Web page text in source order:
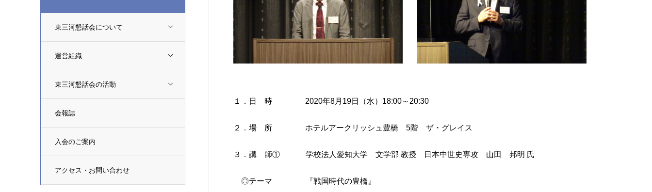
東三河懇話会について
運営組織
東三河懇話会の活動
会報誌
入会のご案内
アクセス・お問い合わせ
１．日 時 2020年8月19日（水）18:00～20:30
２．場 所 ホテルアークリッシュ豊橋 5階 ザ・グレイス
３．講 師① 学校法人愛知大学 文学部 教授 日本中世史専攻 山田 邦明 氏
◎テーマ 『戦国時代の豊橋』